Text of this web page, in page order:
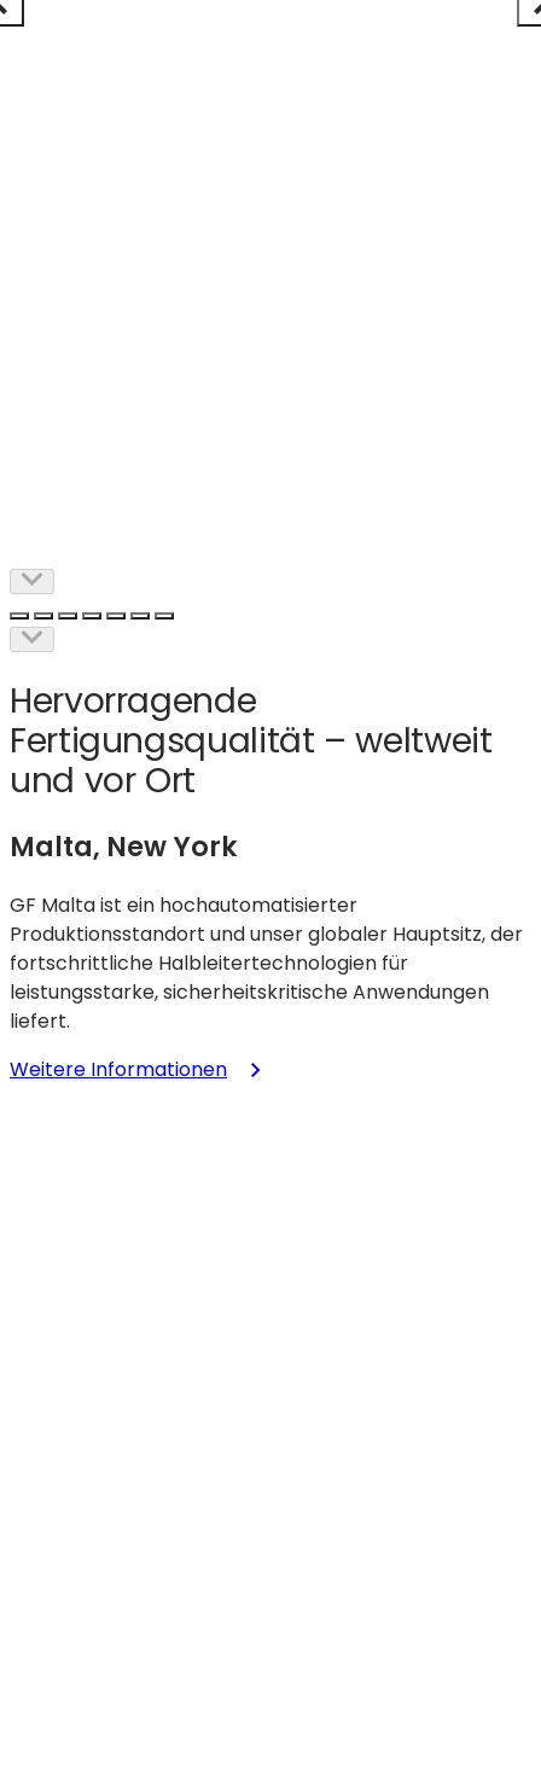
Hervorragende
Fertigungsqualität – weltweit
und vor Ort
Malta, New York
GF Malta ist ein hochautomatisierter
Produktionsstandort und unser globaler Hauptsitz, der
fortschrittliche Halbleitertechnologien für
leistungsstarke, sicherheitskritische Anwendungen
liefert.
Weitere Informationen: